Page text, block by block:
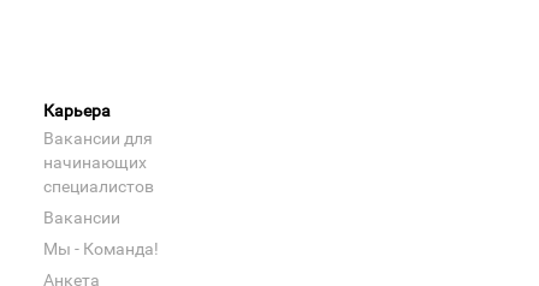
Карьера
Вакансии для
начинающих
специалистов
Вакансии
Мы - Команда!
Анкета